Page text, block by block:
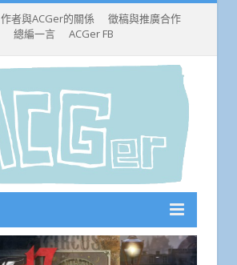
作者與ACGer的關係
徵稿與推廣合作
總編一言
ACGer FB